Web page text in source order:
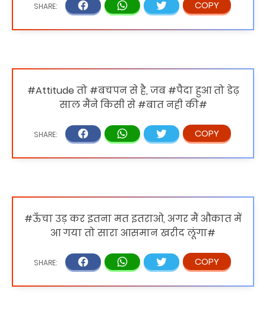
#Attitude तो #बचपन से है, जब #पैदा हुआ तो डेढ़
साल मैंने किसी से #बात नही की#
#ऊँचा उड़ कर इतना मत इतराओ, अगर मैं औकात में
आ गया तो सारा आसमान खरीद लूंगा#